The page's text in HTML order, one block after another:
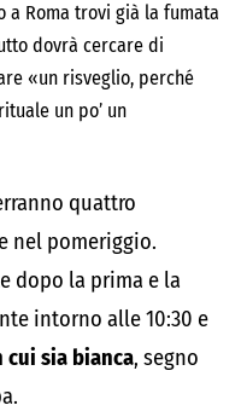
a Roma trovi già la fumata
dovrà cercare di
«un risveglio, perché
un po’ un
quattro
nel pomeriggio.
dopo la prima e la
intorno alle 10:30 e
cui sia bianca, segno